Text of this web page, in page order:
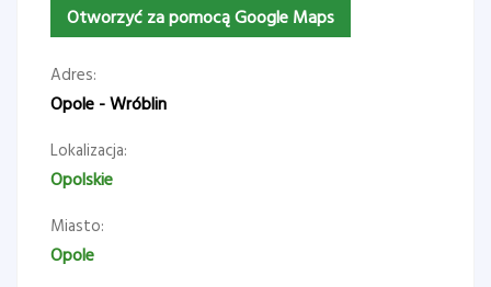
Otworzyć za pomocą Google Maps
Adres:
Opole - Wróblin
Lokalizacja:
Opolskie
Miasto:
Opole